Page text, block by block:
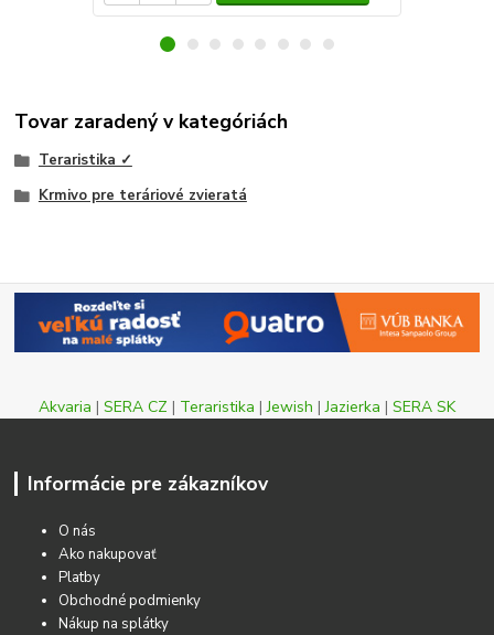
Tovar zaradený v kategóriách
Teraristika ✓
Krmivo pre teráriové zvieratá
Akvaria | SERA CZ | Teraristika |Jewish |Jazierka | SERA SK
Informácie pre zákazníkov
O nás
Ako nakupovať
Platby
Obchodné podmienky
Nákup na splátky